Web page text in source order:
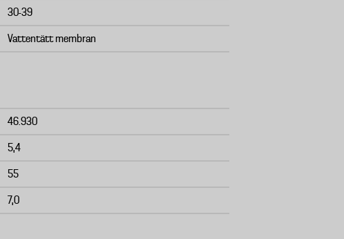
30-39
Vattentätt membran
46.930
5,4
55
7,0